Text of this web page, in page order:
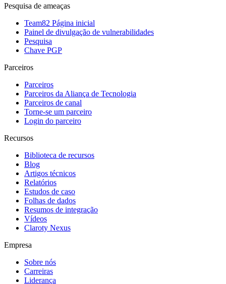
Pesquisa de ameaças
Team82 Página inicial
Painel de divulgação de vulnerabilidades
Pesquisa
Chave PGP
Parceiros
Parceiros
Parceiros da Aliança de Tecnologia
Parceiros de canal
Torne-se um parceiro
Login do parceiro
Recursos
Biblioteca de recursos
Blog
Artigos técnicos
Relatórios
Estudos de caso
Folhas de dados
Resumos de integração
Vídeos
Claroty Nexus
Empresa
Sobre nós
Carreiras
Liderança